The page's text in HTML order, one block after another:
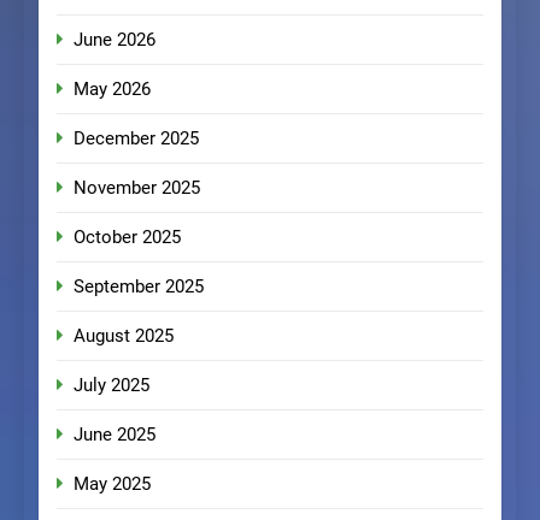
June 2026
May 2026
December 2025
November 2025
October 2025
September 2025
August 2025
July 2025
June 2025
May 2025